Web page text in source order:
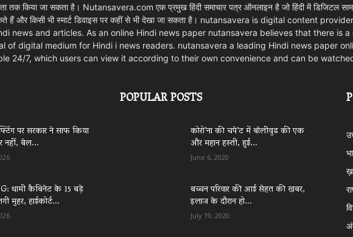
तक किया जा सकता है। Nutansavera.com एक प्रमुख हिंदी समाचार पत्र ऑनलाइन है जो हिंदी में डिजिटल
हैं और किसी भी स्मार्ट डिवाइस पर कहीं से भी देखा जा सकता है। nutansavera is digital content
news and articles. As an online Hindi news paper nutansavera believes that there is
of digital medium for Hindi i news readers. nutansavera a leading Hindi news paper
24/7, which users can view it according to their own convenience and can be
पर सरकार ने साफ किया
नहीं, बेल...
धामी कैबिनेट के 15 बड़े
मुहर, हाईकोर्ट...
POPULAR POSTS
कोरो’ना की चपे’ट में बॉलीवुड की एक
और महान हस्ती, हुई...
June 6, 2020
बच्चन परिवार की आई सेहत की खबर,
इलाज के दौरान हो...
July 19, 2020